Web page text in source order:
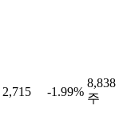
2,715 -1.99%
8,838
주